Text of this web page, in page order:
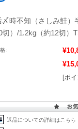
〆時不知（さしみ鮭）
切）/1.2kg（約12切）
:
[ポ
返品についての詳細はこちら